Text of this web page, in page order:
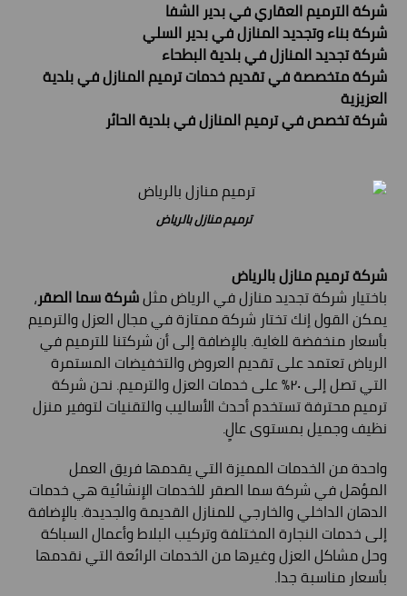
شركة الترميم العقاري في بدير الشفا
شركة بناء وتجديد المنازل في بدير السلي
شركة تجديد المنازل في بلدية البطحاء
شركة متخصصة في تقديم خدمات ترميم المنازل في بلدية
العزيزية
شركة تخصص في ترميم المنازل في بلدية الحائر
ترميم منازل بالرياض
شركة ترميم منازل بالرياض
باختيار شركة تجديد منازل في الرياض مثلشركة سما الصقر،
يمكن القول إنك تختار شركة ممتازة في مجال العزل والترميم
بأسعار منخفضة للغاية. بالإضافة إلى أن شركتنا للترميم في
الرياض تعتمد على تقديم العروض والتخفيضات المستمرة
التي تصل إلى ٢٠% على خدمات العزل والترميم. نحن شركة
ترميم محترفة تستخدم أحدث الأساليب والتقنيات لتوفير منزل
نظيف وجميل بمستوى عالٍ.
واحدة من الخدمات المميزة التي يقدمها فريق العمل
المؤهل في شركة سما الصقر للخدمات الإنشائية هي خدمات
الدهان الداخلي والخارجي للمنازل القديمة والجديدة. بالإضافة
إلى خدمات النجارة المختلفة وتركيب البلاط وأعمال السباكة
وحل مشاكل العزل وغيرها من الخدمات الرائعة التي نقدمها
بأسعار مناسبة جدا.